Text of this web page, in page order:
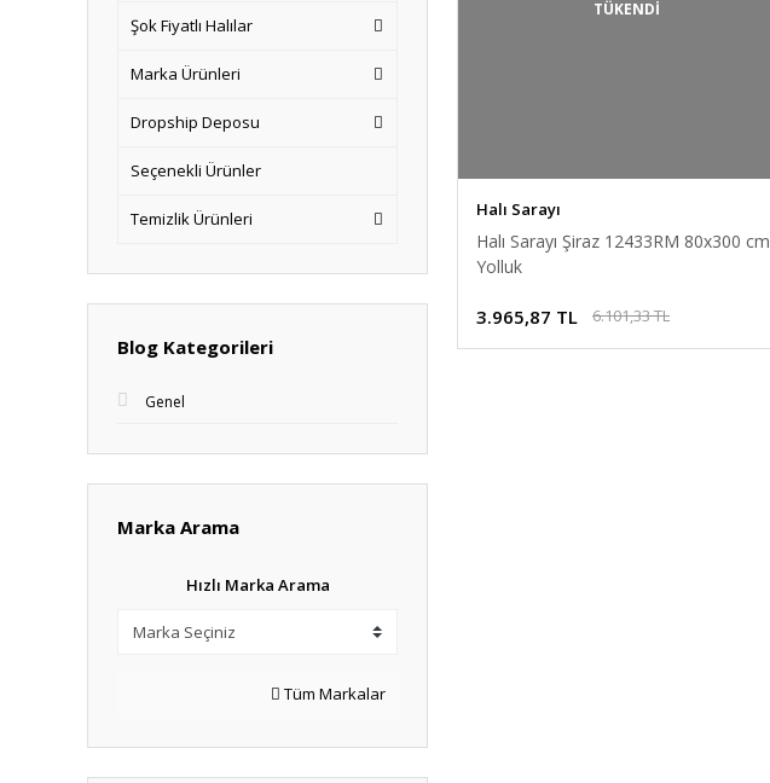
Şok Fiyatlı Halılar
Marka Ürünleri
Dropship Deposu
Seçenekli Ürünler
Temizlik Ürünleri
Blog Kategorileri
Genel
Marka Arama
Hızlı Marka Arama
Tüm Markalar
TÜKENDİ
Halı Sarayı
Halı Sarayı Şiraz 12433RM 80x300 cm
Yolluk
3.965,87 TL 6.101,33 TL